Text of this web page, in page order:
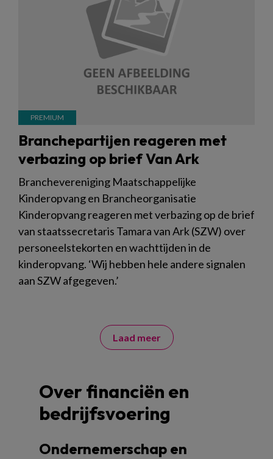
Branchepartijen reageren met
verbazing op brief Van Ark
Branchevereniging Maatschappelijke
Kinderopvang en Brancheorganisatie
Kinderopvang reageren met verbazing op de brief
van staatssecretaris Tamara van Ark (SZW) over
personeelstekorten en wachttijden in de
kinderopvang. ‘Wij hebben hele andere signalen
aan SZW afgegeven.’
Laad meer
Over financiën en
bedrijfsvoering
Ondernemerschap en